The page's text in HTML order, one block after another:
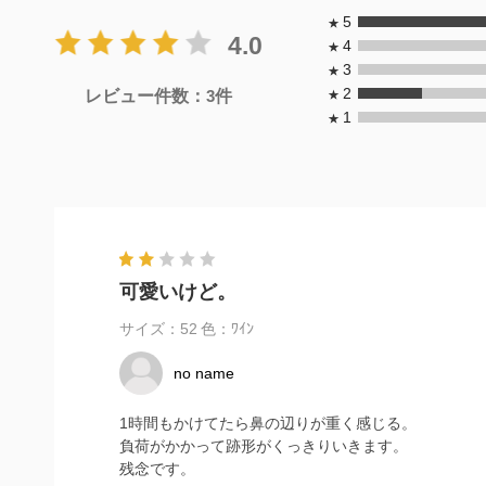
4.0
レビュー件数： 3件
★ 5
★ 4
★ 3
★ 2
★ 1
可愛いけど。
サイズ：52 色：ﾜｲﾝ
no name
1時間もかけてたら鼻の辺りが重く感じる。
負荷がかかって跡形がくっきりいきます。
残念です。